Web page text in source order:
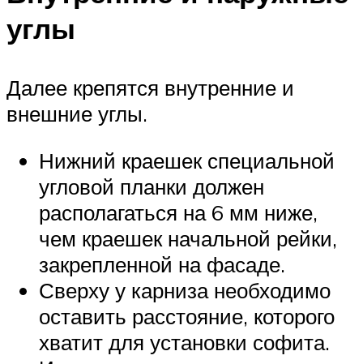
углы
Далее крепятся внутренние и
внешние углы.
Нижний краешек специальной
угловой планки должен
располагаться на 6 мм ниже,
чем краешек начальной рейки,
закрепленной на фасаде.
Сверху у карниза необходимо
оставить расстояние, которого
хватит для установки софита.